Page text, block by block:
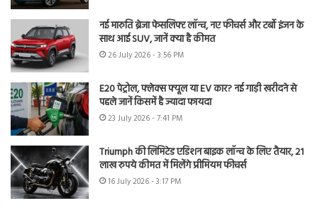
नई मारुति ब्रेजा फेसलिफ्ट लॉन्च, नए फीचर्स और टर्बो इंजन के
साथ आई SUV, जानें क्या है कीमत
26 July 2026 - 3:56 PM
E20 पेट्रोल, फ्लेक्स फ्यूल या EV कार? नई गाड़ी खरीदने से
पहले जानें किसमें है ज्यादा फायदा
23 July 2026 - 7:41 PM
Triumph की लिमिटेड एडिशन बाइक लॉन्च के लिए तैयार, 21
लाख रुपये कीमत में मिलेंगे प्रीमियम फीचर्स
16 July 2026 - 3:17 PM